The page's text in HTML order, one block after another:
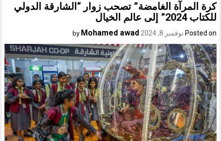
كرة المرآة الغامضة” تصحب زوار “الشارقة الدولي
للكتاب 2024” إلى عالم الخيال
Posted on نوفمبر 8, 2024 Mohamed awad